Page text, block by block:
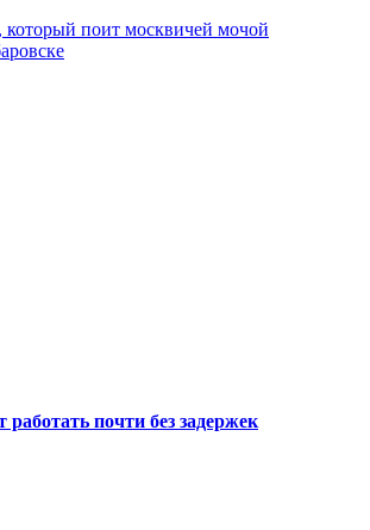
поит москвичей мочой
почти без задержек